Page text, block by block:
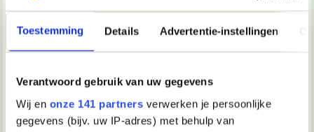
Toestemming Details Advertentie-instellingen
Verantwoord gebruik van uw gegevens
Wij en onze 141 partners verwerken je persoonlijke
gegevens (bijv. uw IP-adres) met behulp van
flyaway
aap
Vlindertje
flyaway schreef:
aap